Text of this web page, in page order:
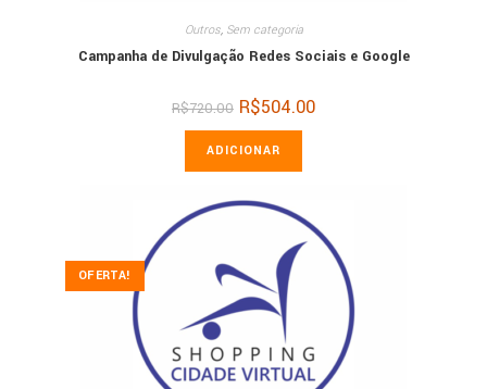
Outros, Sem categoria
Campanha de Divulgação Redes Sociais e Google
R$720.00 O
preço
original
era:
R$504.00O
ADICIONAR
OFERTA!